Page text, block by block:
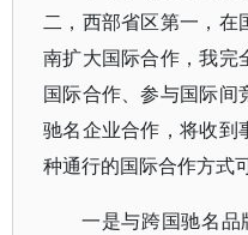
二，西部省区第一，在
南扩大国际合作，我完
国际合作、参与国际间
驰名企业合作，将收到
种通行的国际合作方式
一是与跨国驰名